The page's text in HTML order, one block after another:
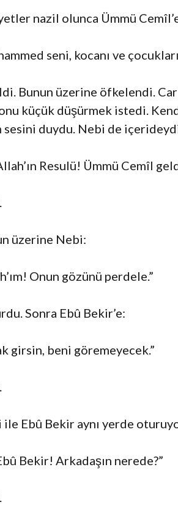
nazil olunca Ümmü
seni, kocanı ve
Bunun üzerine öfkelendi.
küçük düşürmek istedi.
sesini duydu. Nebi de
Resulü! Ümmü Cemîl
üzerine Nebi:
Onun gözünü perdele.”
Sonra Ebû Bekir’e:
girsin, beni göremeyecek.”
ile Ebû Bekir aynı yerde
Bekir! Arkadaşın nerede?”